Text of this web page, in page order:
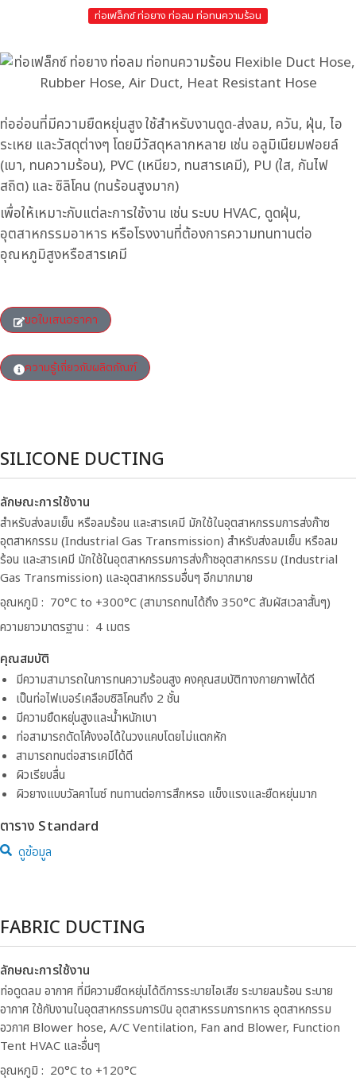
ท่อเฟล็กซ์ ท่อยาง ท่อลม ท่อทนความร้อน
ท่ออ่อนที่มีความยืดหยุ่นสูง ใช้สำหรับงานดูด-ส่งลม, ควัน, ฝุ่น, ไอ
ระเหย และวัสดุต่างๆ โดยมีวัสดุหลากหลาย เช่น อลูมิเนียมฟอยล์
(เบา, ทนความร้อน), PVC (เหนียว, ทนสารเคมี), PU (ใส, กันไฟ
สถิต) และ ซิลิโคน (ทนร้อนสูงมาก)
เพื่อให้เหมาะกับแต่ละการใช้งาน เช่น ระบบ HVAC, ดูดฝุ่น,
อุตสาหกรรมอาหาร หรือโรงงานที่ต้องการความทนทานต่อ
อุณหภูมิสูงหรือสารเคมี
ขอใบเสนอราคา
ความรู้เกี่ยวกับผลิตภัณฑ์
SILICONE DUCTING
ลักษณะการใช้งาน
สำหรับส่งลมเย็น หรือลมร้อน และสารเคมี มักใช้ในอุตสาหกรรมการส่งก๊าซ
อุตสาหกรรม (Industrial Gas Transmission) สำหรับส่งลมเย็น หรือลม
ร้อน และสารเคมี มักใช้ในอุตสาหกรรมการส่งก๊าซอุตสาหกรรม (Industrial
Gas Transmission) และอุตสาหกรรมอื่นๆ อีกมากมาย
อุณหภูมิ : 70°C to +300°C (สามารถทนได้ถึง 350°C สัมผัสเวลาสั้นๆ)
ความยาวมาตรฐาน : 4 เมตร
คุณสมบัติ
มีความสามารถในการทนความร้อนสูง คงคุณสมบัติทางกายภาพได้ดี
เป็นท่อไฟเบอร์เคลือบซิลิโคนถึง 2 ชั้น
มีความยืดหยุ่นสูงและน้ำหนักเบา
ท่อสามารถดัดโค้งงอได้ในวงแคบโดยไม่แตกหัก
สามารถทนต่อสารเคมีได้ดี
ผิวเรียบลื่น
ผิวยางแบบวัลคาไนซ์ ทนทานต่อการสึกหรอ แข็งแรงและยืดหยุ่นมาก
ตาราง Standard
ดูข้อมูล
FABRIC DUCTING
ลักษณะการใช้งาน
ท่อดูดลม อากาศ ที่มีความยืดหยุ่นได้ดีการระบายไอเสีย ระบายลมร้อน ระบาย
อากาศ ใช้กับงานในอุตสาหกรรมการบิน อุตสาหรรมการทหาร อุตสาหกรรม
อวกาศ Blower hose, A/C Ventilation, Fan and Blower, Function
Tent HVAC และอื่นๆ
อุณหภูมิ : 20°C to +120°C